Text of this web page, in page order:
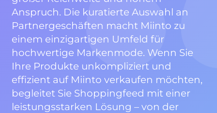
Anspruch. Die kuratierte Auswahl an
Partnergeschäften macht Miinto zu
einem einzigartigen Umfeld für
hochwertige Markenmode. Wenn Sie
Ihre Produkte unkompliziert und
effizient auf Miinto verkaufen möchten,
begleitet Sie Shoppingfeed mit einer
leistungsstarken Lösung – von der